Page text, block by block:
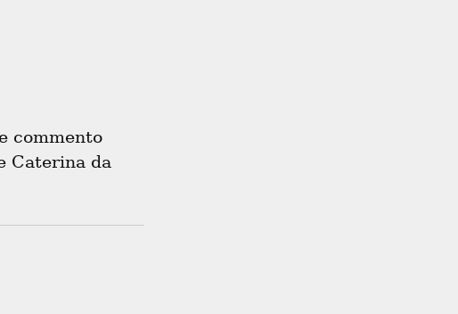
commento
Caterina da